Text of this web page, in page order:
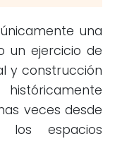
una
un ejercicio de
y construcción
veces desde
espacios